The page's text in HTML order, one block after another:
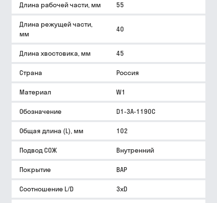
Длина рабочей части, мм 55
Длина режущей части,
мм
40
Длина хвостовика, мм 45
Страна Россия
Материал W1
Обозначение D1-3A-1190C
Общая длина (L), мм 102
Подвод СОЖ Внутренний
Покрытие BAP
Соотношение L/D 3xD